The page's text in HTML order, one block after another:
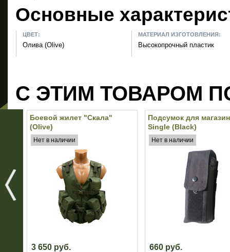
Основные
ЦВЕТ:
Олива (Olive)
МАТЕРИАЛ ИЗГОТОВЛЕНИЯ:
Высокопрочный пластик
С ЭТИМ ТОВАРОМ
Боевой жилет "Скала"
(Olive)
Нет в наличии
3 650 руб.
Подсумок для
Single (Black)
Нет в наличии
660 руб.